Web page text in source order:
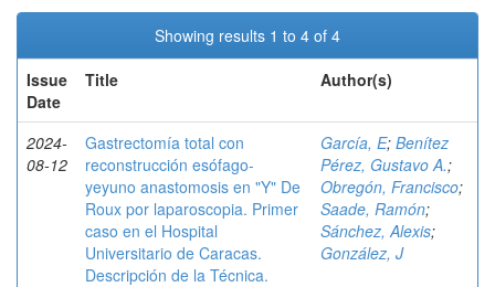
Showing results 1 to 4 of 4
Issue
Date
Title Author(s)
2024-
08-12
Gastrectomía total con
reconstrucción esófago-
yeyuno anastomosis en "Y" De
Roux por laparoscopia. Primer
caso en el Hospital
Universitario de Caracas.
Descripción de la Técnica.
García, E; Benítez
Pérez, Gustavo A.;
Obregón, Francisco;
Saade, Ramón;
Sánchez, Alexis;
González, J